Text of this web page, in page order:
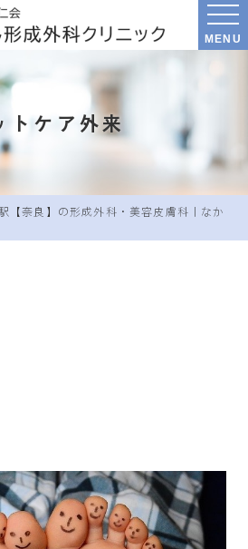
MENU
トケア外来
【奈良】の形成外科・美容皮膚科｜なか